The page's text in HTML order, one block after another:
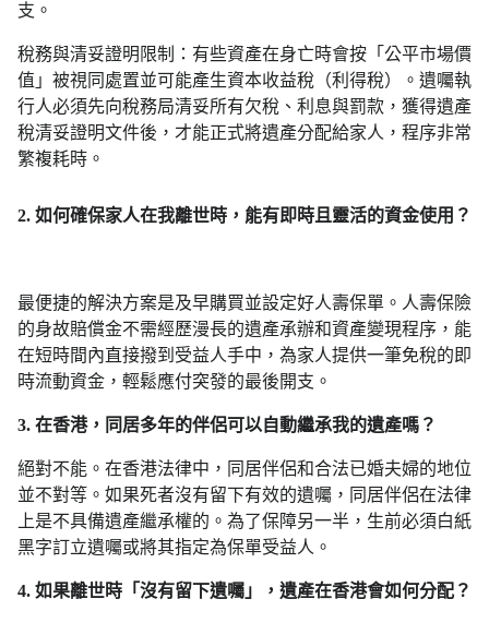
支。
稅務與清妥證明限制：有些資產在身亡時會按「公平市場價
值」被視同處置並可能產生資本收益稅（利得稅）。遺囑執
行人必須先向稅務局清妥所有欠稅、利息與罰款，獲得遺產
稅清妥證明文件後，才能正式將遺產分配給家人，程序非常
繁複耗時。
2. 如何確保家人在我離世時，能有即時且靈活的資金使用？
最便捷的解決方案是及早購買並設定好人壽保單。人壽保險
的身故賠償金不需經歷漫長的遺產承辦和資產變現程序，能
在短時間內直接撥到受益人手中，為家人提供一筆免稅的即
時流動資金，輕鬆應付突發的最後開支。
3. 在香港，同居多年的伴侶可以自動繼承我的遺產嗎？
絕對不能。在香港法律中，同居伴侶和合法已婚夫婦的地位
並不對等。如果死者沒有留下有效的遺囑，同居伴侶在法律
上是不具備遺產繼承權的。為了保障另一半，生前必須白紙
黑字訂立遺囑或將其指定為保單受益人。
4. 如果離世時「沒有留下遺囑」，遺產在香港會如何分配？